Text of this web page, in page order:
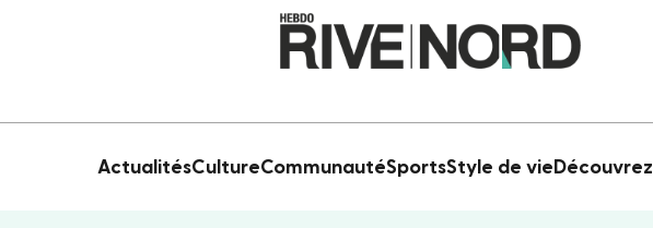
ActualitésCultureCommunautéSportsStyle de vie Découvrez